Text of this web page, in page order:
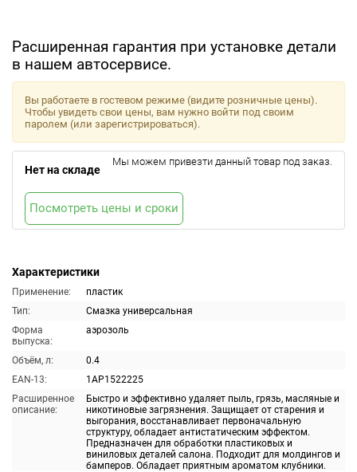
Расширенная гарантия при установке детали
в нашем автосервисе.
Характеристики
Применение:
пластик
Тип:
Смазка универсальная
Форма
выпуска:
аэрозоль
Объём, л:
0.4
EAN-13:
1AP1522225
Расширенное
описание:
Быстро и эффективно удаляет пыль, грязь, масляные и
никотиновые загрязнения. Защищает от старения и
выгорания, восстанавливает первоначальную
структуру, обладает антистатическим эффектом.
Предназначен для обработки пластиковых и
виниловых деталей салона. Подходит для молдингов и
бамперов. Обладает приятным ароматом клубники.
Вы работаете в гостевом режиме (видите розничные цены).
Чтобы увидеть свои цены, вам нужно войти под своим
паролем (или зарегистрироваться).
Нет на складе
Мы можем привезти данный товар под заказ.
Посмотреть цены и сроки